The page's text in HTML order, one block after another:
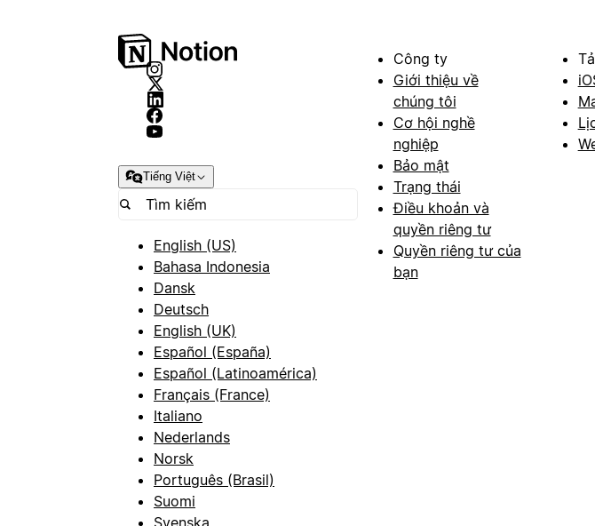
Tiếng Việt
English (US)
Bahasa Indonesia
Dansk
Deutsch
English (UK)
Español (España)
Español (Latinoamérica)
Français (France)
Italiano
Nederlands
Norsk
Português (Brasil)
Suomi
Công ty
Giới thiệu về
chúng tôi
Cơ hội nghề
nghiệp
Bảo mật
Trạng thái
Điều khoản và
quyền riêng tư
Quyền riêng tư của
bạn